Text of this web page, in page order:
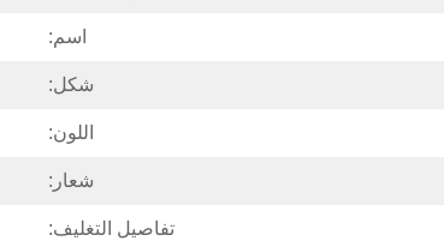
اسم:
شكل:
اللون:
شعار:
تفاصيل التغليف: